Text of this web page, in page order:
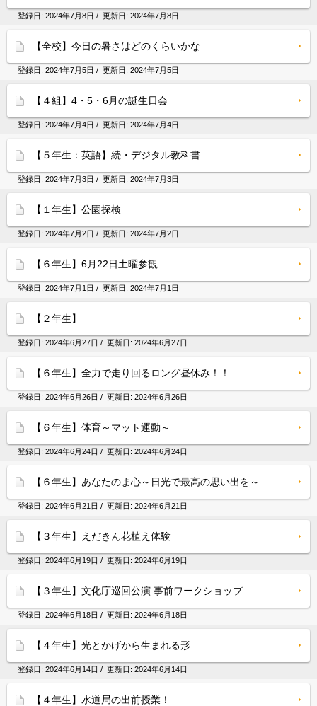
登録日: 2024年7月8日 / 更新日: 2024年7月8日
【全校】今日の暑さはどのくらいかな
登録日: 2024年7月5日 / 更新日: 2024年7月5日
【４組】4・5・6月の誕生日会
登録日: 2024年7月4日 / 更新日: 2024年7月4日
【５年生：英語】続・デジタル教科書
登録日: 2024年7月3日 / 更新日: 2024年7月3日
【１年生】公園探検
登録日: 2024年7月2日 / 更新日: 2024年7月2日
【６年生】6月22日土曜参観
登録日: 2024年7月1日 / 更新日: 2024年7月1日
【２年生】
登録日: 2024年6月27日 / 更新日: 2024年6月27日
【６年生】全力で走り回るロング昼休み！！
登録日: 2024年6月26日 / 更新日: 2024年6月26日
【６年生】体育～マット運動～
登録日: 2024年6月24日 / 更新日: 2024年6月24日
【６年生】あなたのま心～日光で最高の思い出を～
登録日: 2024年6月21日 / 更新日: 2024年6月21日
【３年生】えだきん花植え体験
登録日: 2024年6月19日 / 更新日: 2024年6月19日
【３年生】文化庁巡回公演 事前ワークショップ
登録日: 2024年6月18日 / 更新日: 2024年6月18日
【４年生】光とかげから生まれる形
登録日: 2024年6月14日 / 更新日: 2024年6月14日
【４年生】水道局の出前授業！